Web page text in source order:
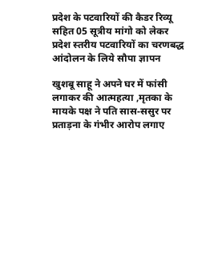
प्रदेश के पटवारियों की कैडर रिव्यू
सहित 05 सूत्रीय मांगो को लेकर
प्रदेश स्तरीय पटवारियों का चरणबद्ध
आंदोलन के लिये सौपा ज्ञापन
खुशबू साहू ने अपने घर में फांसी
लगाकर की आत्महत्या ,मृतका के
मायके पक्ष ने पति सास-ससुर पर
प्रताड़ना के गंभीर आरोप लगाए